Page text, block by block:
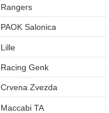
Rangers
PAOK Salonica
Lille
Racing Genk
Crvena Zvezda
Maccabi TA